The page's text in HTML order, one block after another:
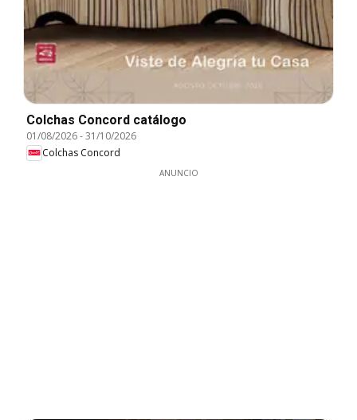
Colchas Concord catálogo
01/08/2026-31/10/2026
Colchas Concord
ANUNCIO